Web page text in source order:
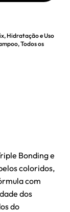
,Hidratação e Uso
,Todos os
Bonding e
coloridos,
com
dos
do